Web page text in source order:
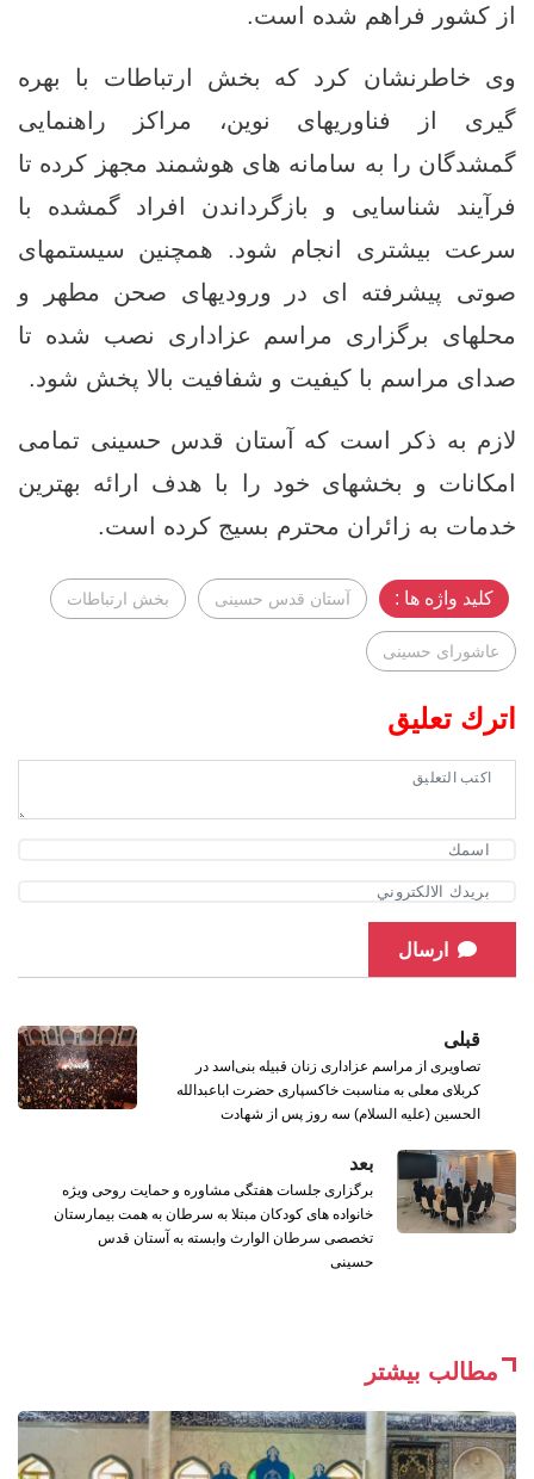
از کشور فراهم شده است.
وی خاطرنشان کرد که بخش ارتباطات با بهره‌
گیری از فناوریهای نوین، مراکز راهنمایی
گمشدگان را به سامانه‌ های هوشمند مجهز کرده تا
فرآیند شناسایی و بازگرداندن افراد گمشده با
سرعت بیشتری انجام شود. همچنین سیستمهای
صوتی پیشرفته ‌ای در ورودیهای صحن مطهر و
محلهای برگزاری مراسم عزاداری نصب شده تا
صدای مراسم با کیفیت و شفافیت بالا پخش شود.
لازم به ذکر است که آستان قدس حسینی تمامی
امکانات و بخشهای خود را با هدف ارائه بهترین
خدمات به زائران محترم بسیج کرده است.
کلید واژه ها : آستان قدس حسینی بخش ارتباطات
عاشوراى حسينى
اترك تعليق
ارسال
قبلی
تصاویری از مراسم عزاداری زنان قبیله بنی‌اسد در
کربلای معلی به مناسبت خاکسپاری حضرت اباعبدالله
الحسین (علیه السلام) سه روز پس از شهادت
بعد
برگزاری جلسات هفتگی مشاوره و حمایت روحی ویژه
خانواده‌ های کودکان مبتلا به سرطان به همت بیمارستان
تخصصی سرطان الوارث وابسته به آستان قدس
حسینی
مطالب بیشتر